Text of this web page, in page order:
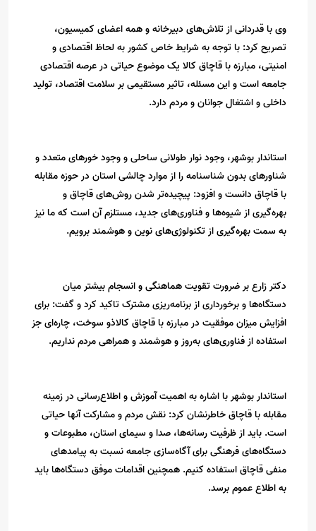
وی با قدردانی از تلاش‌های دبیرخانه و همه اعضای کمیسیون،
تصریح کرد: با توجه به شرایط خاص کشور به لحاظ اقتصادی و
امنیتی، مبارزه با قاچاق کالا یک موضوع حیاتی در عرصه اقتصادی
جامعه است و این مسئله، تاثیر مستقیمی بر سلامت اقتصاد، تولید
داخلی و اشتغال جوانان و مردم دارد.
استاندار بوشهر، وجود نوار طولانی ساحلی و وجود خورهای متعدد و
شناورهای بدون شناسنامه را از موارد چالشی استان در حوزه مقابله
با قاچاق دانست و افزود: پیچیده‌تر شدن روش‌های قاچاق و
بهره‌گیری از شیوه‌ها و فناوری‌های جدید، مستلزم آن است که ما نیز
به سمت بهره‌گیری از تکنولوژی‌های نوین و هوشمند برویم.
دکتر زارع بر ضرورت تقویت هماهنگی و انسجام بیشتر میان
دستگاه‌ها و برخورداری از برنامه‌ریزی مشترک تاکید کرد و گفت: برای
افزایش میزان موفقیت در مبارزه با قاچاق کالاذو سوخت، چاره‌ای جز
استفاده از فناوری‌های به‌روز و هوشمند و همراهی مردم نداریم.
استاندار بوشهر با اشاره به اهمیت آموزش و اطلاع‌رسانی در زمینه
مقابله با قاچاق خاطرنشان کرد: نقش مردم و مشارکت آنها حیاتی
است. باید از ظرفیت رسانه‌ها، صدا و سیمای استان، مطبوعات و
دستگاه‌های فرهنگی برای آگاه‌سازی جامعه نسبت به پیامدهای
منفی قاچاق استفاده کنیم. همچنین اقدامات موفق دستگاه‌ها باید
به اطلاع عموم برسد.